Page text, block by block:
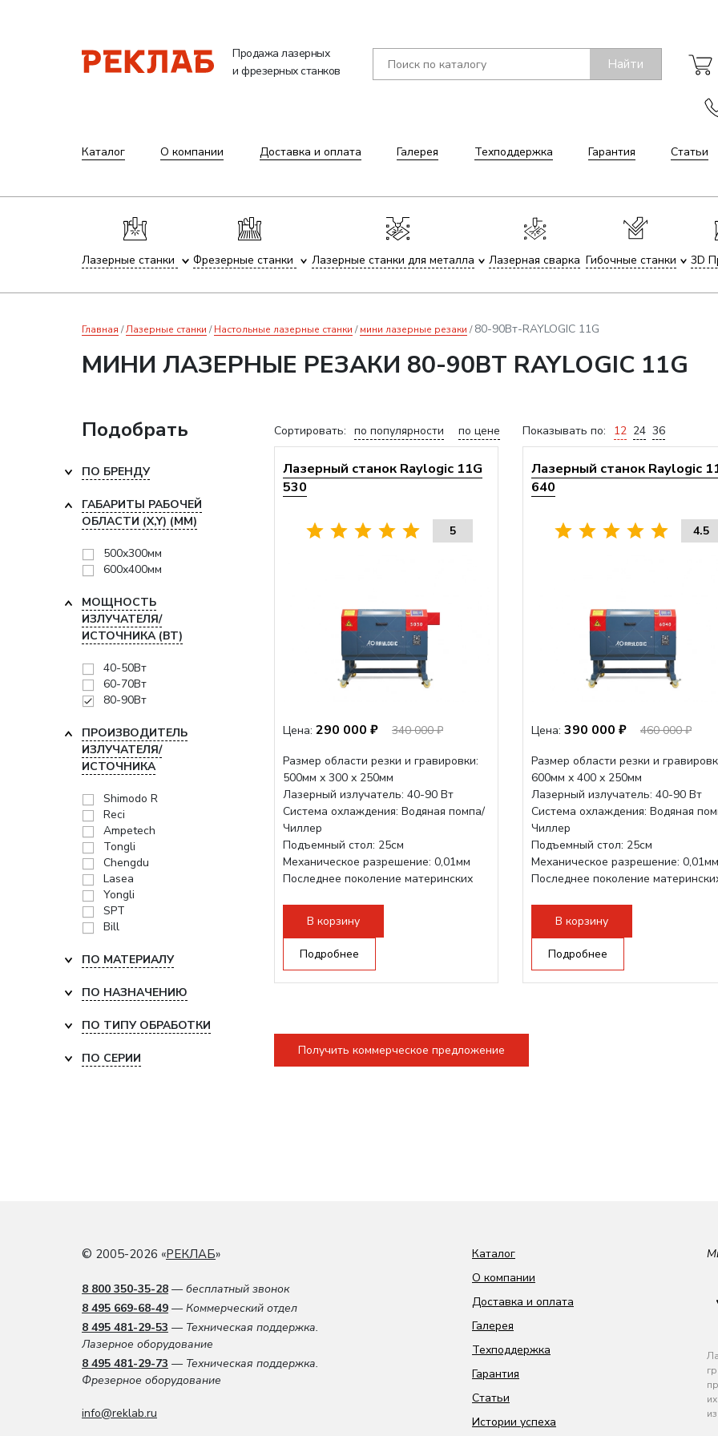
Продажа лазерных
и фрезерных станков
Найти
Каталог О компании Доставка и оплата Галерея Техподдержка Гарантия Статьи
Лазерные станки Фрезерные станки Лазерные станки для металла Лазерная сварка Гибочные станки 3D
Главная Лазерные станки Настольные лазерные станки мини лазерные резаки 80-90Вт-RAYLOGIC 11G
МИНИ ЛАЗЕРНЫЕ РЕЗАКИ 80-90ВТ RAYLOGIC 11G
Сортировать: по популярности по цене Показывать по: 12 24 36
Лазерный станок Raylogic 11G
530
5
Цена: 290 000 ₽
340 000 ₽
Размер области резки и гравировки:
500мм х 300 х 250мм
Лазерный излучатель: 40-90 Вт
Система охлаждения: Водяная помпа/
Чиллер
Подъемный стол: 25см
Механическое разрешение: 0,01мм
Последнее поколение материнских
В корзину
Подробнее
Лазерный станок Raylogic
640
4.5
Цена: 390 000 ₽
460 000 ₽
Размер области резки и
600мм х 400 х 250мм
Лазерный излучатель: 40-90 Вт
Система охлаждения: Водяная
Чиллер
Подъемный стол: 25см
Механическое разрешение: 0,01мм
Последнее поколение
В корзину
Подробнее
Получить коммерческое предложение
Подобрать
ПО БРЕНДУ
ГАБАРИТЫ РАБОЧЕЙ
ОБЛАСТИ (X,Y) (ММ)
500x300мм
600x400мм
МОЩНОСТЬ
ИЗЛУЧАТЕЛЯ/
ИСТОЧНИКА (ВТ)
40-50Вт
60-70Вт
80-90Вт
ПРОИЗВОДИТЕЛЬ
ИЗЛУЧАТЕЛЯ/
ИСТОЧНИКА
Shimodo R
Reci
Ampetech
Tongli
Chengdu
Lasea
Yongli
SPT
Bill
ПО МАТЕРИАЛУ
ПО НАЗНАЧЕНИЮ
ПО ТИПУ ОБРАБОТКИ
ПО СЕРИИ
© 2005-2026 «РЕКЛАБ»
8 800 350-35-28 — бесплатный звонок
8 495 669-68-49 — Коммерческий отдел
8 495 481-29-53 — Техническая поддержка.
Лазерное оборудование
8 495 481-29-73 — Техническая поддержка.
Фрезерное оборудование
info@reklab.ru
Каталог
О компании
Доставка и оплата
Галерея
Техподдержка
Гарантия
Статьи
Истории успеха